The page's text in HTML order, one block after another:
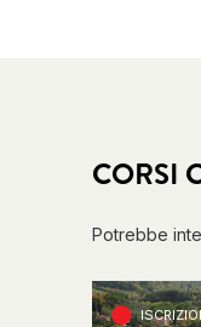
CORSI
Potrebbe